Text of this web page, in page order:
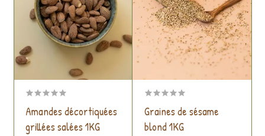
Amandes décortiquées
grillées salées 1KG
Graines de sésame
blond 1KG